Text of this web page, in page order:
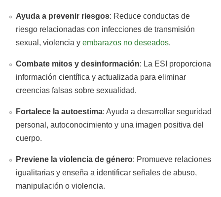
Ayuda a prevenir riesgos: Reduce conductas de
riesgo relacionadas con infecciones de transmisión
sexual, violencia y embarazos no deseados.
Combate mitos y desinformación: La ESI proporciona
información científica y actualizada para eliminar
creencias falsas sobre sexualidad.
Fortalece la autoestima: Ayuda a desarrollar seguridad
personal, autoconocimiento y una imagen positiva del
cuerpo.
Previene la violencia de género: Promueve relaciones
igualitarias y enseña a identificar señales de abuso,
manipulación o violencia.